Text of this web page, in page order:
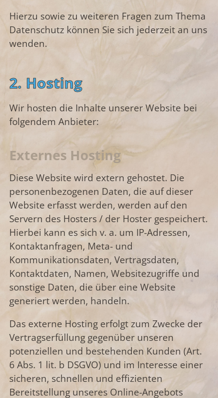
Hierzu sowie zu weiteren Fragen zum Thema
Datenschutz können Sie sich jederzeit an uns
wenden.
2. Hosting
Wir hosten die Inhalte unserer Website bei
folgendem Anbieter:
Externes Hosting
Diese Website wird extern gehostet. Die
personenbezogenen Daten, die auf dieser
Website erfasst werden, werden auf den
Servern des Hosters / der Hoster gespeichert.
Hierbei kann es sich v. a. um IP-Adressen,
Kontaktanfragen, Meta- und
Kommunikationsdaten, Vertragsdaten,
Kontaktdaten, Namen, Websitezugriffe und
sonstige Daten, die über eine Website
generiert werden, handeln.
Das externe Hosting erfolgt zum Zwecke der
Vertragserfüllung gegenüber unseren
potenziellen und bestehenden Kunden (Art.
6 Abs. 1 lit. b DSGVO) und im Interesse einer
sicheren, schnellen und effizienten
Bereitstellung unseres Online-Angebots